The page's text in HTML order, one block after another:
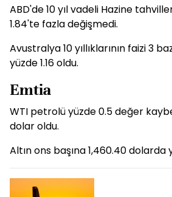
ABD'de 10 yıl vadeli Hazine
1.84'te fazla değişmedi.
Avustralya 10 yıllıklarının faizi 3
yüzde 1.16 oldu.
Emtia
WTI petrolü yüzde 0.5 değer
dolar oldu.
Altın ons başına 1,460.40